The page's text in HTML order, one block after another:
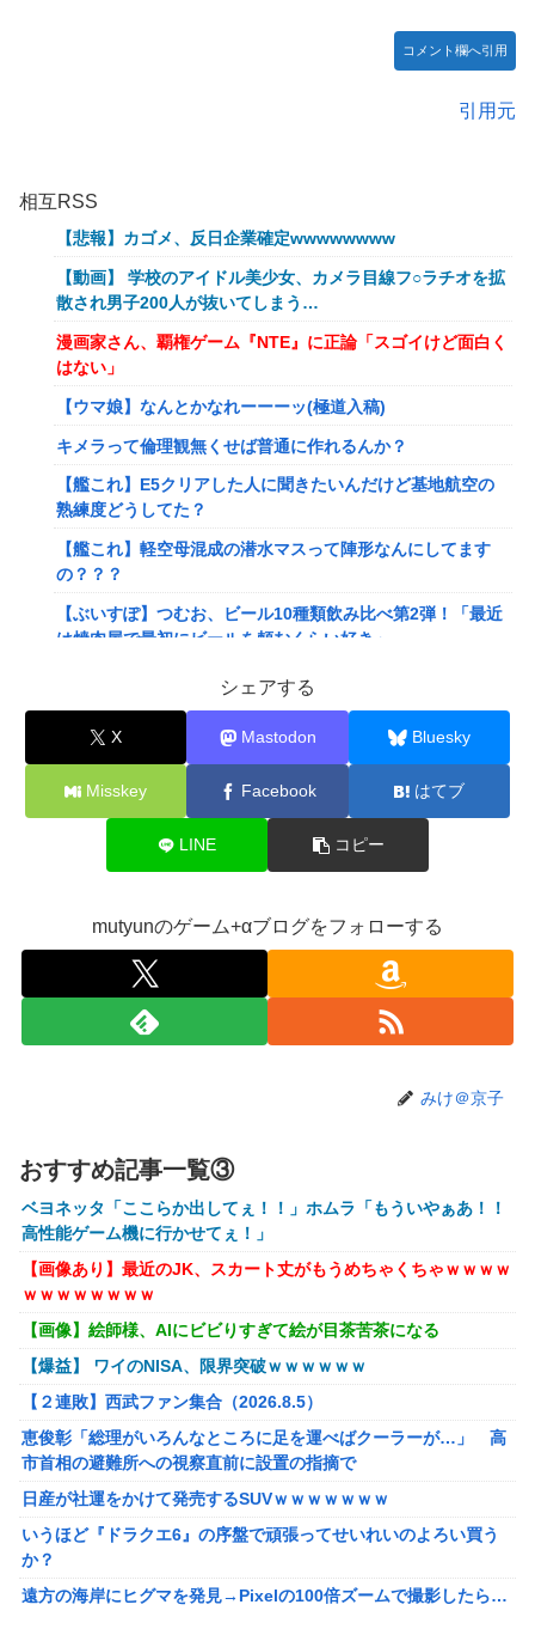
コメント欄へ引用
引用元
相互RSS
【悲報】カゴメ、反日企業確定wwwwwwww
【動画】 学校のアイドル美少女、カメラ目線フ○ラチオを拡
散され男子200人が抜いてしまう…
漫画家さん、覇権ゲーム『NTE』に正論「スゴイけど面白く
はない」
【ウマ娘】なんとかなれーーーッ(極道入稿)
キメラって倫理観無くせば普通に作れるんか？
【艦これ】E5クリアした人に聞きたいんだけど基地航空の
熟練度どうしてた？
【艦これ】軽空母混成の潜水マスって陣形なんにしてます
の？？？
【ぶいすぽ】つむお、ビール10種類飲み比べ第2弾！「最近
は焼肉屋で最初にビールを頼むくらい好き」
【にじさんじ】Twitterはもうないよ
【ホロライブ】これはこれでちょっと裏来いよに見える
【動画】クレヨンしんちゃんの例の動画、バズリすぎてネッ
トミームと化すｗｗｗｗ
【悲報】Mrs. GREEN APPLE、マジで逝くwwwwww
【画像】旅人女子「夜景を撮りたかっただけなのに、故郷の
【悲報】女さん、熊本地震がきっかけで離婚を決意ｗｗｗｗ
ｗ
【訃報】人気Vtuberの犬、19歳で死去
【動画】女子「勃ってんじゃん笑」男子「うるさい//」女子
【悲報】映画館の客、ほぼバイオテロレベルのやらかしで観
【速報】ジャンポケ斎藤、求刑7年で逝く。実刑確実か
【悲報】落語家、亡くなったタレントからいじめられた過去
を告白する…
【画像】AKBのセンター、レベチな事が世間にバレ始めるｗ
ｗｗｗｗｗｗ
【シンデレラガールズ】 百鬼夜行をテーマとしたPOP UP
SHOPが東京・大阪にて開催
メディア「Switch2、499ドルでも安い800ドル超えるか
も。PS5は直近での値上げ可能性低い」
【エヴァンゲリオン】 セガ「アヤナミレイ（仮称）‐プラグ
スーツVer.」プライズフィギュア【彩色原型公開】
【FF16】 「ファイナルファンタジー16」発売日が6/22に決
定＆最新PV公開！思ったより発売早い…もう半年後か！
【VTuber】千羽師匠、Grokに自分の気持ち悪いツイート聞
くやつやってるのかなって思ったら相手鴨神やんけ
シェアする
X Mastodon Bluesky
Misskey Facebook はてブ
LINE コピー
mutyunのゲーム+αブログをフォローする
みけ＠京子
おすすめ記事一覧③
ベヨネッタ「ここらか出してぇ！！」ホムラ「もういやぁあ！！
高性能ゲーム機に行かせてぇ！」
【画像あり】最近のJK、スカート丈がもうめちゃくちゃｗｗｗｗ
ｗｗｗｗｗｗｗｗ
【画像】絵師様、AIにビビりすぎて絵が目茶苦茶になる
【爆益】 ワイのNISA、限界突破ｗｗｗｗｗｗ
【２連敗】西武ファン集合（2026.8.5）
恵俊彰「総理がいろんなところに足を運べばクーラーが…」 高
市首相の避難所への視察直前に設置の指摘で
日産が社運をかけて発売するSUVｗｗｗｗｗｗｗ
いうほど『ドラクエ6』の序盤で頑張ってせいれいのよろい買う
か？
遠方の海岸にヒグマを発見→Pixelの100倍ズームで撮影したら…